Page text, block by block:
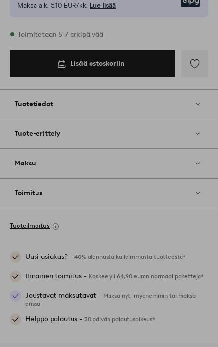
Maksa alk. 5,10 EUR/kk. Lue lisää
Varastossa
Toimitetaan 5-7 arkipäivää
Lisää ostoskoriin
Tuotetiedot
Tuote-erittely
Maksu
Toimitus
Tuoteilmoitus
Uusi asiakas? - 40% alennusta kalleimmasta tuotteesta*
Ilmainen toimitus - Koskee yli 64,90 euron normaalipaketteja*
Joustavat maksutavat - Maksa nyt, myöhemmin tai maksa
erissä
Helppo palautus - 30 päivän palautusoikeus*